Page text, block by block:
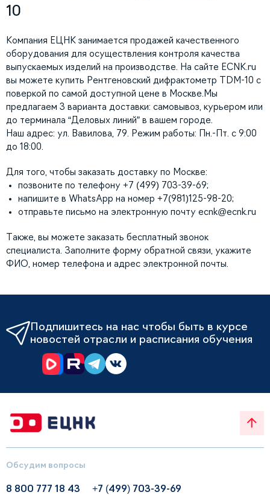
10
Компания ЕЦНК занимается продажей качественного
оборудования для осуществления контроля качества
выпускаемых изделий на производстве. На сайте ECNK.ru
вы можете купить Рентгеновский дифрактометр TDM-10 с
поверкой по самой доступной цене в Москве.Мы
предлагаем 3 варианта доставки: самовывоз, курьером или
до терминала “Деловых линий” в вашем городе.
Наш адрес: ул. Вавилова, 79. Режим работы: Пн.-Пт. с 9:00
до 18:00.
Для того, чтобы заказать доставку по Москве:
позвоните по телефону +7 (499) 703-39-69;
напишите в WhatsApp на номер +7(981)125-98-20;
отправьте письмо на электронную почту ecnk@ecnk.ru
Также, вы можете заказать бесплатный звонок
специалиста. Заполните форму обратной связи, укажите
ФИО, номер телефона и адрес электронной почты.
Подпишитесь на нас чтобы быть в курсе
новостей отрасли и расписания обучения
Обсудим вопросы
8 800 777 18 43
+7 (499) 703-39-69